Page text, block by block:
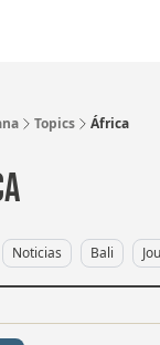
Topics África
Noticias Bali